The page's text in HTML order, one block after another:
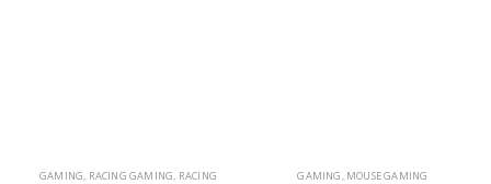
GAMING, RACING GAMING, RACING GAMING, MOUSE GAMING